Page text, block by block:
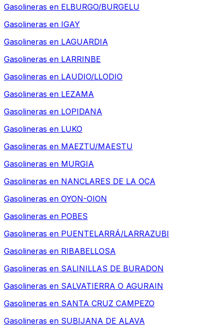
Gasolineras en ELBURGO/BURGELU
Gasolineras en IGAY
Gasolineras en LAGUARDIA
Gasolineras en LARRINBE
Gasolineras en LAUDIO/LLODIO
Gasolineras en LEZAMA
Gasolineras en LOPIDANA
Gasolineras en LUKO
Gasolineras en MAEZTU/MAESTU
Gasolineras en MURGIA
Gasolineras en NANCLARES DE LA OCA
Gasolineras en OYON-OION
Gasolineras en POBES
Gasolineras en PUENTELARRÁ/LARRAZUBI
Gasolineras en RIBABELLOSA
Gasolineras en SALINILLAS DE BURADON
Gasolineras en SALVATIERRA O AGURAIN
Gasolineras en SANTA CRUZ CAMPEZO
Gasolineras en SUBIJANA DE ALAVA